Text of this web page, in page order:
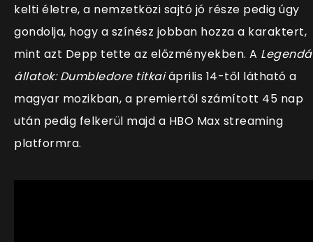
kelti életre, a nemzetközi sajtó jó része pedig úgy
gondolja, hogy a színész jobban hozza a karaktert,
mint azt Depp tette az előzményekben. A
állatok: Dumbledore titkaiáprilis 14-től látható a
magyar mozikban, a premiertől számított 45 nap
után pedig felkerül majd a HBO Max streaming
platformra.